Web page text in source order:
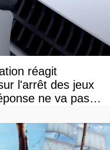
réagit
l'arrêt des jeux
ne va pas